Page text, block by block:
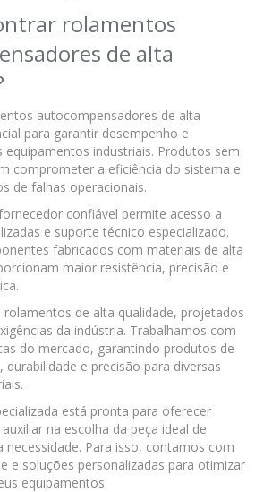
rolamentos
de alta
autocompensadores de alta
para garantir desempenho e
equipamentos industriais. Produtos sem
comprometer a eficiência do sistema e
de falhas operacionais.
confiável permite acesso a
e suporte técnico especializado.
fabricados com materiais de alta
maior resistência, precisão e
de alta qualidade, projetados
da indústria. Trabalhamos com
do mercado, garantindo produtos de
durabilidade e precisão para diversas
está pronta para oferecer
na escolha da peça ideal de
necessidade. Para isso, contamos com
e soluções personalizadas para otimizar
equipamentos.